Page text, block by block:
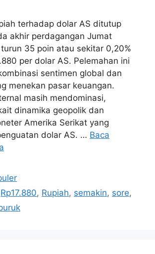
terhadap dolar AS ditutup
akhir perdagangan Jumat
35 poin atau sekitar 0,20%
per dolar AS. Pelemahan ini
sentimen global dan
menekan pasar keuangan.
masih mendominasi,
dinamika geopolik dan
Amerika Serikat yang
dolar AS. … Baca
Rp17.880, Rupiah, semakin, sore,